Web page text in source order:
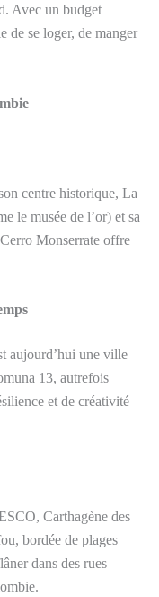
Avec un budget
de se loger, de manger
centre historique, La
le musée de l’or) et sa
Monserrate offre
aujourd’hui une ville
13, autrefois
et de créativité
Carthagène des
bordée de plages
dans des rues